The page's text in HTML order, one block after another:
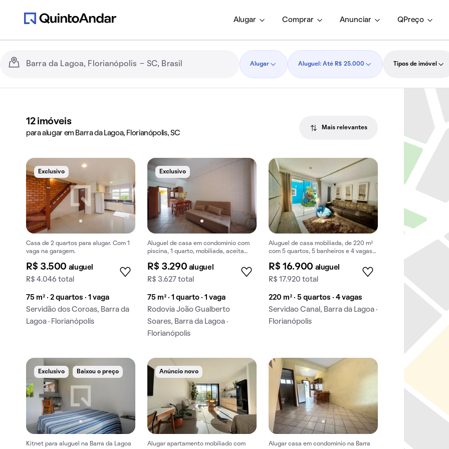
Alugar Comprar Anunciar QPreço
Alugar Aluguel: Até R$ 25.000 Tipos de imóvel
12 imóveis
para alugar em Barra da Lagoa, Florianópolis, SC
Mais relevantes
Exclusivo
Casa de 2 quartos para alugar. Com 1
vaga na garagem.
R$ 3.500 aluguel
R$ 4.046 total
75 m² · 2 quartos · 1 vaga
Servidão dos Coroas, Barra da
Lagoa · Florianópolis
Exclusivo
Aluguel de casa em condomínio com
piscina, 1 quarto, mobiliada, aceita
R$ 3.290 aluguel
R$ 3.627 total
75 m² · 1 quarto · 1 vaga
Rodovia João Gualberto
Soares, Barra da Lagoa ·
Florianópolis
Aluguel de casa mobiliada, de 220 m²
com 5 quartos, 5 banheiros e 4 vagas
R$ 16.900 aluguel
R$ 17.920 total
220 m² · 5 quartos · 4 vagas
Servidao Canal, Barra da Lagoa ·
Florianópolis
Exclusivo Baixou o preço
Kitnet para aluguel na Barra da Lagoa
Anúncio novo
Alugar apartamento mobiliado com Alugar casa em condomínio na Barra